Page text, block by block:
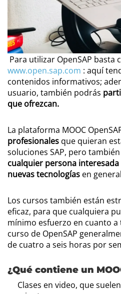
Para utilizar OpenSAP basta
www.open.sap.com : aquí
contenidos informativos;
usuario, también podrás
que ofrezcan.
La plataforma MOOC
profesionales que quieran
soluciones SAP, pero
cualquier persona
nuevas tecnologías en
Los cursos también están
eficaz, para que cualquiera
mínimo esfuerzo en cuanto
curso de OpenSAP
de cuatro a seis horas por
¿Qué contiene un
Clases en video, que